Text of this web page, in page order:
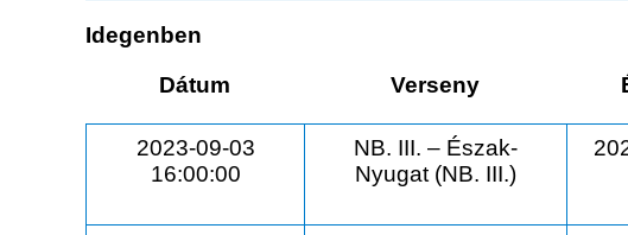
Idegenben
Dátum
Verseny
2023-09-03
16:00:00
NB. III. – Észak-
Nyugat (NB. III.)